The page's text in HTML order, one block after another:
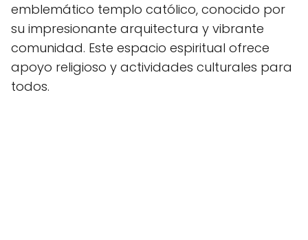
emblemático templo católico, conocido por
su impresionante arquitectura y vibrante
comunidad. Este espacio espiritual ofrece
apoyo religioso y actividades culturales para
todos.